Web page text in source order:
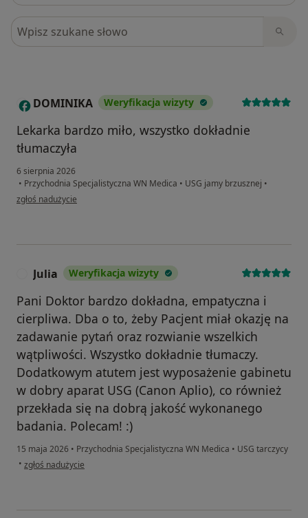
Szukaj w opiniach
D DOMINIKA Weryfikacja wizyty
Lekarka bardzo miło, wszystko dokładnie
tłumaczyła
6 sierpnia 2026
• Przychodnia Specjalistyczna WN Medica • USG jamy brzusznej •
w opinii użytkownika DOMINIKA
zgłoś nadużycie
Julia Weryfikacja wizyty
Pani Doktor bardzo dokładna, empatyczna i
cierpliwa. Dba o to, żeby Pacjent miał okazję na
zadawanie pytań oraz rozwianie wszelkich
wątpliwości. Wszystko dokładnie tłumaczy.
Dodatkowym atutem jest wyposażenie gabinetu
w dobry aparat USG (Canon Aplio), co również
przekłada się na dobrą jakość wykonanego
badania. Polecam! :)
15 maja 2026 • Przychodnia Specjalistyczna WN Medica • USG tarczycy
• w opinii użytkownika Julia
zgłoś nadużycie